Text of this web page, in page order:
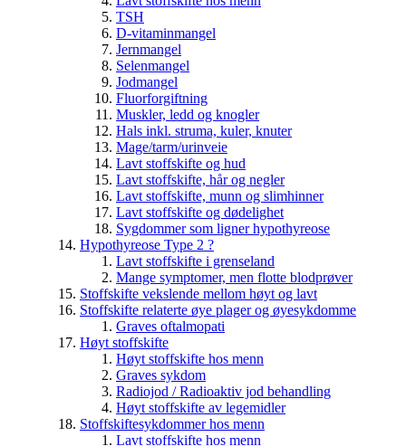
TSH
D-vitaminmangel
Jernmangel
Selenmangel
Jodmangel
Fluorforgiftning
Muskler, ledd og knogler
Hals inkl. struma, kuler, knuter
Mage/tarm/urinveie
Lavt stoffskifte og hud
Lavt stoffskifte, hår og negler
Lavt stoffskifte, munn og slimhinner
Lavt stoffskifte og dødelighet
Sygdommer som ligner hypothyreose
Hypothyreose Type 2 ?
Lavt stoffskifte i grenseland
Mange symptomer, men flotte blodprøver
Stoffskifte vekslende mellom høyt og lavt
Stoffskifte relaterte øye plager og øyesykdomme
Graves oftalmopati
Høyt stoffskifte
Høyt stoffskifte hos menn
Graves sykdom
Radiojod / Radioaktiv jod behandling
Høyt stoffskifte av legemidler
Stoffskiftesykdommer hos menn
Lavt stoffskifte hos menn